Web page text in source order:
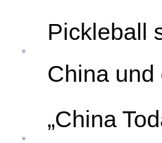
Pickleball
China und
„China